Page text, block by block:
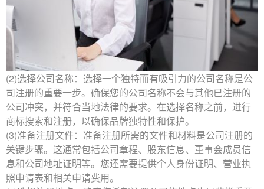
(2)选择公司名称：选择一个独特而有吸引力的公司名称是公
司注册的重要一步。确保您的公司名称不会与其他已注册的
公司冲突，并符合当地法律的要求。在选择名称之前，进行
商标搜索和注册，以确保品牌独特性和保护。
(3)准备注册文件：准备注册所需的文件和材料是公司注册的
关键步骤。这通常包括公司章程、股东信息、董事会成员信
息和公司地址证明等。您还需要提供个人身份证明、 营业执
照申请表和相关申请费用。